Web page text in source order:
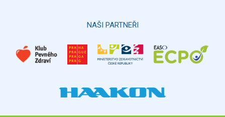
NAŠI PARTNEŘI